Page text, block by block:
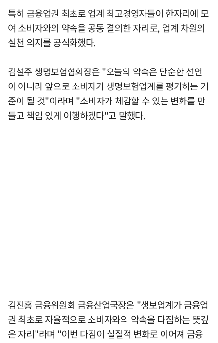
특히 금융업권 최초로 업계 최고경영자들이 한자리에 모
여 소비자와의 약속을 공동 결의한 자리로, 업계 차원의
실천 의지를 공식화했다.
김철주 생명보험협회장은 "오늘의 약속은 단순한 선언
이 아니라 앞으로 소비자가 생명보험업계를 평가하는 기
준이 될 것"이라며 "소비자가 체감할 수 있는 변화를 만
들고 책임 있게 이행하겠다"고 말했다.
김진홍 금융위원회 금융산업국장은 "생보업계가 금융업
권 최초로 자율적으로 소비자와의 약속을 다짐하는 뜻깊
은 자리"라며 "이번 다짐이 실질적 변화로 이어져 금융